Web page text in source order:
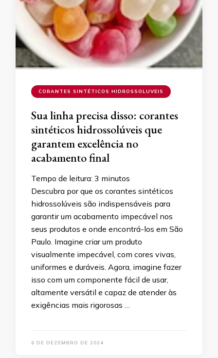
CORANTES SINTÉTICOS HIDROSSOLUVEIS
Sua linha precisa disso: corantes
sintéticos hidrossolúveis que
garantem excelência no
acabamento final
Tempo de leitura: 3 minutos
Descubra por que os corantes sintéticos
hidrossolúveis são indispensáveis para
garantir um acabamento impecável nos
seus produtos e onde encontrá-los em São
Paulo. Imagine criar um produto
visualmente impecável, com cores vivas,
uniformes e duráveis. Agora, imagine fazer
isso com um componente fácil de usar,
altamente versátil e capaz de atender às
exigências mais rigorosas …
6 DE DEZEMBRO DE 2024